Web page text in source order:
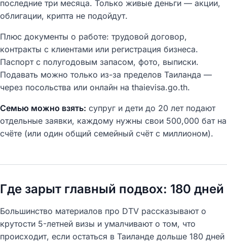
последние три месяца. Только живые деньги — акции,
облигации, крипта не подойдут.
Плюс документы о работе: трудовой договор,
контракты с клиентами или регистрация бизнеса.
Паспорт с полугодовым запасом, фото, выписки.
Подавать можно только из-за пределов Таиланда —
через посольства или онлайн на thaievisa.go.th.
Семью можно взять: супруг и дети до 20 лет подают
отдельные заявки, каждому нужны свои 500,000 бат на
счёте (или один общий семейный счёт с миллионом).
Где зарыт главный подвох: 180 дней
Большинство материалов про DTV рассказывают о
крутости 5-летней визы и умалчивают о том, что
происходит, если остаться в Таиланде дольше 180 дней